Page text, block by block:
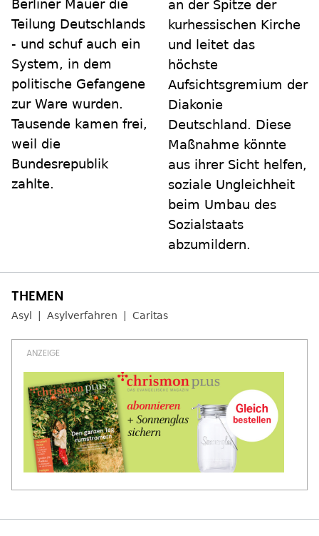
Berliner Mauer die
Teilung Deutschlands
- und schuf auch ein
System, in dem
politische Gefangene
zur Ware wurden.
Tausende kamen frei,
weil die
Bundesrepublik
zahlte.
an der Spitze der
kurhessischen Kirche
und leitet das
höchste
Aufsichtsgremium der
Diakonie
Deutschland. Diese
Maßnahme könnte
aus ihrer Sicht helfen,
soziale Ungleichheit
beim Umbau des
Sozialstaats
abzumildern.
Asyl Asylverfahren Caritas